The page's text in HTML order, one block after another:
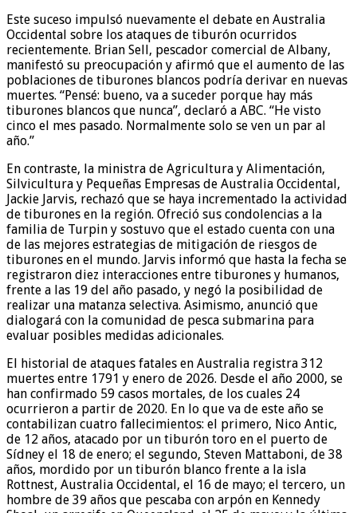
Este suceso impulsó nuevamente el debate en Australia
Occidental sobre los ataques de tiburón ocurridos
recientemente. Brian Sell, pescador comercial de Albany,
manifestó su preocupación y afirmó que el aumento de las
poblaciones de tiburones blancos podría derivar en nuevas
muertes. “Pensé: bueno, va a suceder porque hay más
tiburones blancos que nunca”, declaró a ABC. “He visto
cinco el mes pasado. Normalmente solo se ven un par al
año.”
En contraste, la ministra de Agricultura y Alimentación,
Silvicultura y Pequeñas Empresas de Australia Occidental,
Jackie Jarvis, rechazó que se haya incrementado la actividad
de tiburones en la región. Ofreció sus condolencias a la
familia de Turpin y sostuvo que el estado cuenta con una
de las mejores estrategias de mitigación de riesgos de
tiburones en el mundo. Jarvis informó que hasta la fecha se
registraron diez interacciones entre tiburones y humanos,
frente a las 19 del año pasado, y negó la posibilidad de
realizar una matanza selectiva. Asimismo, anunció que
dialogará con la comunidad de pesca submarina para
evaluar posibles medidas adicionales.
El historial de ataques fatales en Australia registra 312
muertes entre 1791 y enero de 2026. Desde el año 2000, se
han confirmado 59 casos mortales, de los cuales 24
ocurrieron a partir de 2020. En lo que va de este año se
contabilizan cuatro fallecimientos: el primero, Nico Antic,
de 12 años, atacado por un tiburón toro en el puerto de
Sídney el 18 de enero; el segundo, Steven Mattaboni, de 38
años, mordido por un tiburón blanco frente a la isla
Rottnest, Australia Occidental, el 16 de mayo; el tercero, un
hombre de 39 años que pescaba con arpón en Kennedy